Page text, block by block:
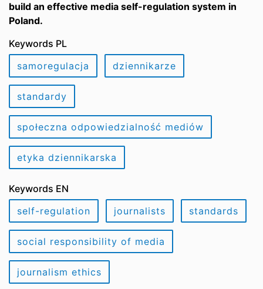
build an effective media self-regulation system in
Poland.
Keywords PL
samoregulacja
dziennikarze
standardy
społeczna odpowiedzialność mediów
etyka dziennikarska
Keywords EN
self-regulation
journalists standards
social responsibility of media
journalism ethics